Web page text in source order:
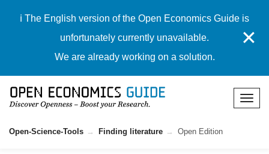
ℹ️ The English version of the Open Economics Guide is
unfortunately currently unavailable.
We are already working on a solution.
✕
Open-Science-Tools Finding literature Open Edition